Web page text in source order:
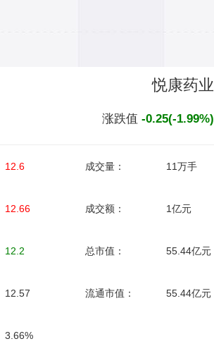
悦康药业
涨跌值-0.25(-1.99%)
12.6 成交量： 11万手
12.66 成交额： 1亿元
12.2 总市值： 55.44亿元
12.57 流通市值： 55.44亿元
3.66%